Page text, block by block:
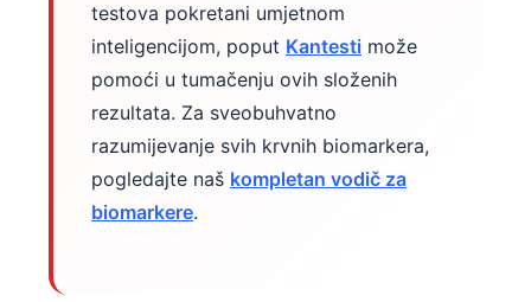
testova pokretani umjetnom
inteligencijom, poput Kantesti može
pomoći u tumačenju ovih složenih
rezultata. Za sveobuhvatno
razumijevanje svih krvnih biomarkera,
pogledajte naš kompletan vodič za
biomarkere.